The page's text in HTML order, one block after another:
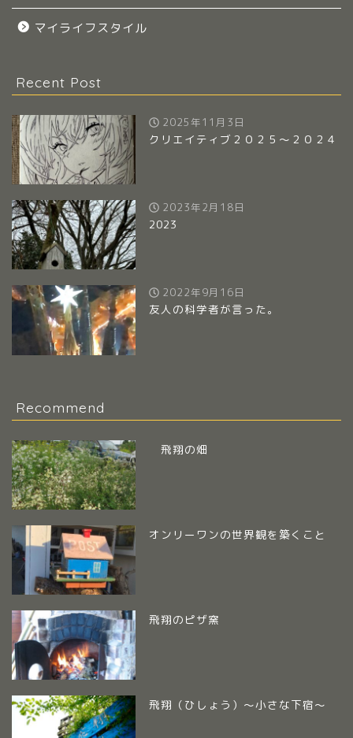
マイライフスタイル
Recent Post
2025年11月3日
クリエイティブ２０２５～２０２４
2023年2月18日
2023
2022年9月16日
友人の科学者が言った。
Recommend
飛翔の畑
オンリーワンの世界観を築くこと
飛翔のピザ窯
飛翔（ひしょう）～小さな下宿～